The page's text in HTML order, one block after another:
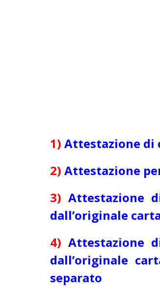
1) Attestazione di
2) Attestazione
3) Attestazione
dall’originale
4) Attestazione
dall’originale
separato